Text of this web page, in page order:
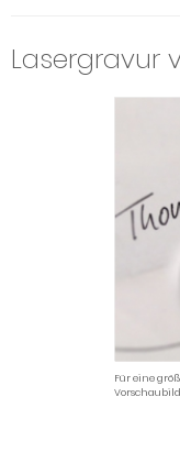
Lasergravur
Für eine
Vorschaubild